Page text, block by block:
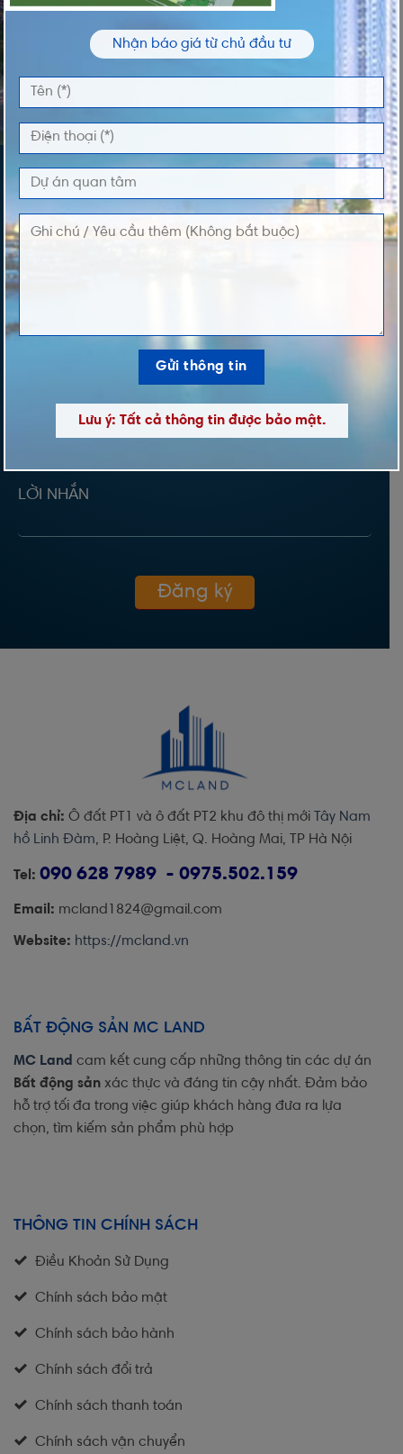
ĐĂNG KÝ NHẬN THÔNG TIN
Vui lòng nhập thông tin của bạn để nhận thông
tin Giá và Giỏ Hàng độc quyền từ chúng tôi
TÊN *
DỰ ÁN QUAN TÂM
LỜI NHẮN
Địa chỉ: Ô đất PT1 và ô đất PT2 khu đô thị mới
Tây Nam
hồ Linh Đàm, P. Hoàng Liệt, Q. Hoàng Mai, TP Hà Nội
Tel: 090 628 7989 - 0975.502.159
Email: mcland1824@gmail.com
Website: https://mcland.vn
BẤT ĐỘNG SẢN MC LAND
MC Land cam kết cung cấp những thông tin các dự án
Bất động sản xác thực và đáng tin cậy nhất. Đảm bảo
hỗ trợ tối đa trong việc giúp khách hàng đưa ra lựa
chọn, tìm kiếm sản phẩm phù hợp
THÔNG TIN CHÍNH SÁCH
Điều Khoản Sử Dụng
Chính sách bảo mật
Chính sách bảo hành
Chính sách đổi trả
Chính sách thanh toán
Chính sách vận chuyển
Nhận báo giá từ chủ đầu tư
Lưu ý: Tất cả thông tin được bảo mật.